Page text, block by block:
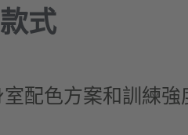
式
配色方案和訓練強